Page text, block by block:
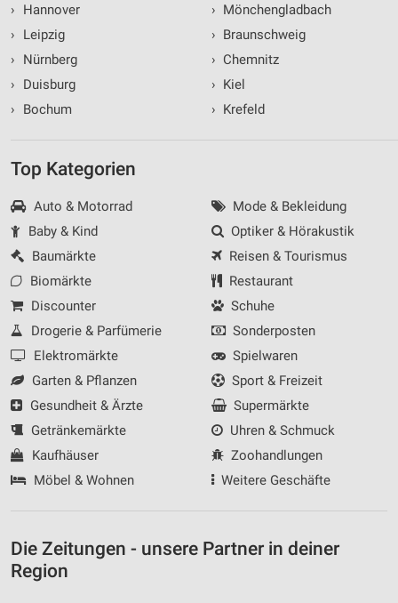
›
Hannover
›
Leipzig
›
Nürnberg
›
Duisburg
›
Bochum
› Mönchengladbach
› Braunschweig
› Chemnitz
› Kiel
› Krefeld
Top Kategorien
Auto & Motorrad
Baby & Kind
Baumärkte
Biomärkte
Discounter
Drogerie & Parfümerie
Elektromärkte
Garten & Pflanzen
Gesundheit & Ärzte
Getränkemärkte
Kaufhäuser
Möbel & Wohnen
Mode & Bekleidung
Optiker & Hörakustik
Reisen & Tourismus
Restaurant
Schuhe
Sonderposten
Spielwaren
Sport & Freizeit
Supermärkte
Uhren & Schmuck
Zoohandlungen
Weitere Geschäfte
Die Zeitungen - unsere Partner in deiner
Region